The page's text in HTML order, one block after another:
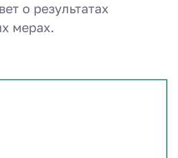
о результатах
мерах.